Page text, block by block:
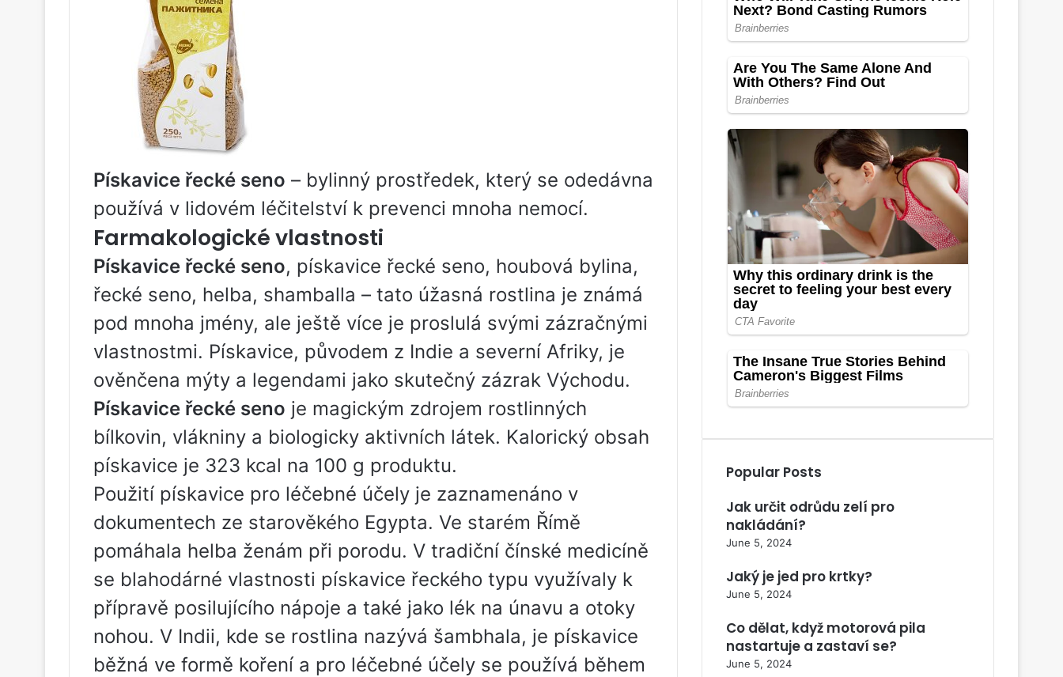
Pískavice řecké seno – bylinný prostředek, který se odedávna
používá v lidovém léčitelství k prevenci mnoha nemocí.
Farmakologické vlastnosti
Pískavice řecké seno, pískavice řecké seno, houbová bylina,
řecké seno, helba, shamballa – tato úžasná rostlina je známá
pod mnoha jmény, ale ještě více je proslulá svými zázračnými
vlastnostmi. Pískavice, původem z Indie a severní Afriky, je
ověnčena mýty a legendami jako skutečný zázrak Východu.
Pískavice řecké seno je magickým zdrojem rostlinných
bílkovin, vlákniny a biologicky aktivních látek. Kalorický obsah
pískavice je 323 kcal na 100 g produktu.
Použití pískavice pro léčebné účely je zaznamenáno v
dokumentech ze starověkého Egypta. Ve starém Římě
pomáhala helba ženám při porodu. V tradiční čínské medicíně
se blahodárné vlastnosti pískavice řeckého typu využívaly k
přípravě posilujícího nápoje a také jako lék na únavu a otoky
nohou. V Indii, kde se rostlina nazývá šambhala, je pískavice
běžná ve formě koření a pro léčebné účely se používá během
Popular Posts
Jak určit odrůdu zelí pro
nakládání?
June 5, 2024
Jaký je jed pro krtky?
June 5, 2024
Co dělat, když motorová pila
nastartuje a zastaví se?
June 5, 2024